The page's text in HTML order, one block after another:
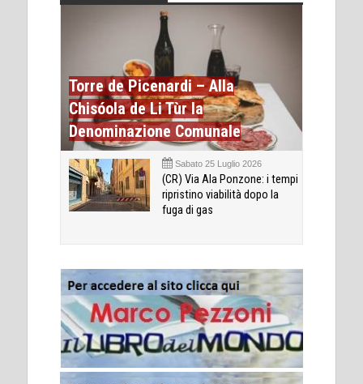
Torre de Picenardi – Alla
Chisóola de Li Tùr la
Denominazione Comunale
Sabato 25 Luglio 2026
(CR) Via Ala Ponzone: i tempi
ripristino viabilità dopo la
fuga di gas